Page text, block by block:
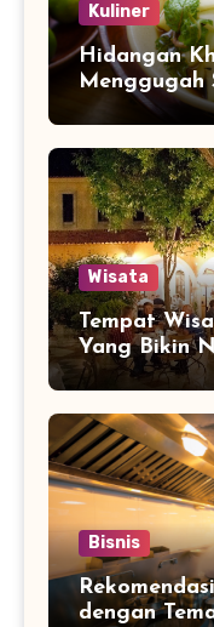
Kuliner
Hidangan
Menggugah
Wisata
Tempat
Yang Bikin
Bisnis
dengan